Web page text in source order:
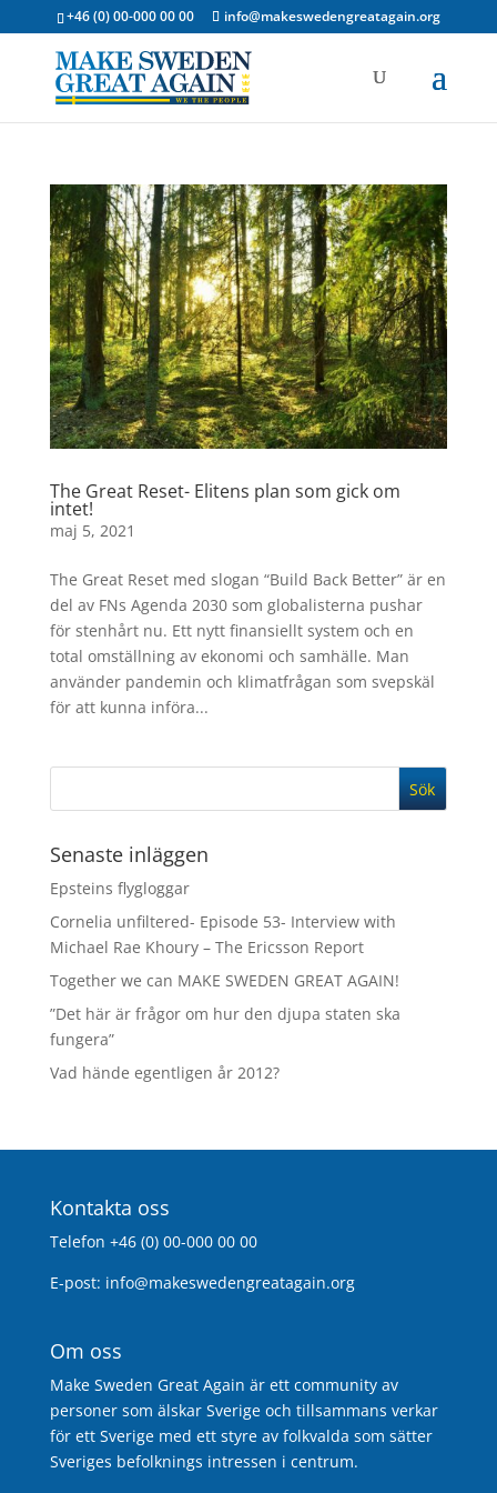
+46 (0) 00-000 00 00 info@makeswedengreatagain.org
The Great Reset- Elitens plan som gick om
intet!
maj 5, 2021
The Great Reset med slogan “Build Back Better” är en
del av FNs Agenda 2030 som globalisterna pushar
för stenhårt nu. Ett nytt finansiellt system och en
total omställning av ekonomi och samhälle. Man
använder pandemin och klimatfrågan som svepskäl
för att kunna införa...
Senaste inläggen
Epsteins flygloggar
Cornelia unfiltered- Episode 53- Interview with
Michael Rae Khoury – The Ericsson Report
Together we can MAKE SWEDEN GREAT AGAIN!
”Det här är frågor om hur den djupa staten ska
fungera”
Vad hände egentligen år 2012?
Kontakta oss
Telefon +46 (0) 00-000 00 00
E-post: info@makeswedengreatagain.org
Om oss
Make Sweden Great Again är ett community av
personer som älskar Sverige och tillsammans verkar
för ett Sverige med ett styre av folkvalda som sätter
Sveriges befolknings intressen i centrum.